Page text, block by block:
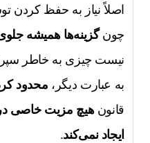
اصلاً نیاز به حفظ کردن
چونگزینه‌ها همیشه
نیست چیزی به خاطر
به عبارت دیگر، محدود
قانونهیچ مزیت خاصی در
ایجاد نمی‌کند.